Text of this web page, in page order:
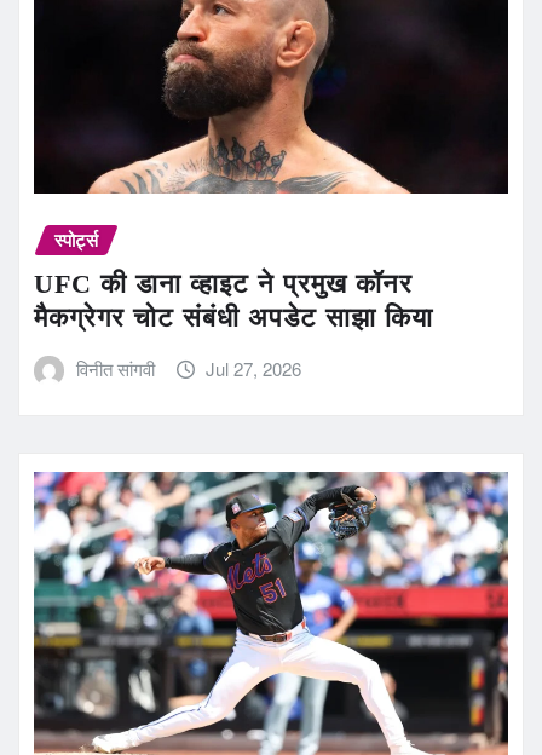
स्पोर्ट्स
UFC की डाना व्हाइट ने प्रमुख कॉनर
मैकग्रेगर चोट संबंधी अपडेट साझा किया
विनीत सांगवी Jul 27, 2026